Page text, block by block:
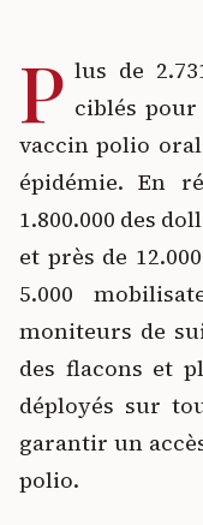
P lus de
ciblés
vaccin polio
épidémie. En
1.800.000 des
et près de
5.000
moniteurs de
des flacons et
déployés sur
garantir un
polio.